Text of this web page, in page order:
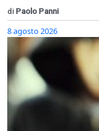
di Paolo Panni
8 agosto 2026